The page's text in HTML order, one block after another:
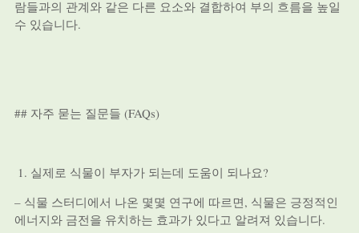
람들과의 관계와 같은 다른 요소와 결합하여 부의 흐름을 높일
수 있습니다.
## 자주 묻는 질문들 (FAQs)
실제로 식물이 부자가 되는데 도움이 되나요?
– 식물 스터디에서 나온 몇몇 연구에 따르면, 식물은 긍정적인
에너지와 금전을 유치하는 효과가 있다고 알려져 있습니다.